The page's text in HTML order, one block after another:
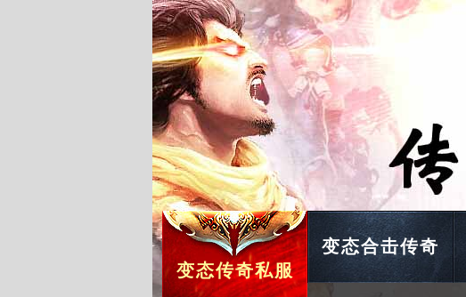
变态传奇私服
变态合击传奇